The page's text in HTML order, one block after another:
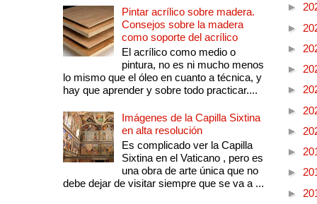
Pintar acrílico sobre madera.
Consejos sobre la madera
como soporte del acrílico
El acrílico como medio o
pintura, no es ni mucho menos
lo mismo que el óleo en cuanto a técnica, y
hay que aprender y sobre todo practicar....
Imágenes de la Capilla Sixtina
en alta resolución
Es complicado ver la Capilla
Sixtina en el Vaticano , pero es
una obra de arte única que no
debe dejar de visitar siempre que se va a ...
►
►
►
►
►
►
►
►
►
►